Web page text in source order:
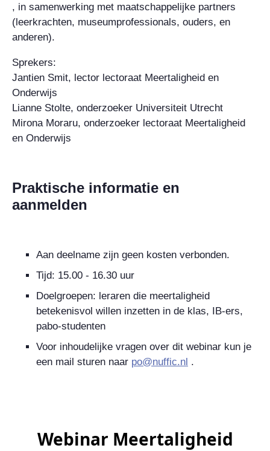
, in samenwerking met maatschappelijke partners
(leerkrachten, museumprofessionals, ouders, en
anderen).
Sprekers:
Jantien Smit, lector lectoraat Meertaligheid en
Onderwijs
Lianne Stolte, onderzoeker Universiteit Utrecht
Mirona Moraru, onderzoeker lectoraat Meertaligheid
en Onderwijs
Praktische informatie en
aanmelden
Aan deelname zijn geen kosten verbonden.
Tijd: 15.00 - 16.30 uur
Doelgroepen: leraren die meertaligheid
betekenisvol willen inzetten in de klas, IB-ers,
pabo-studenten
Voor inhoudelijke vragen over dit webinar kun je
een mail sturen naar po@nuffic.nl .